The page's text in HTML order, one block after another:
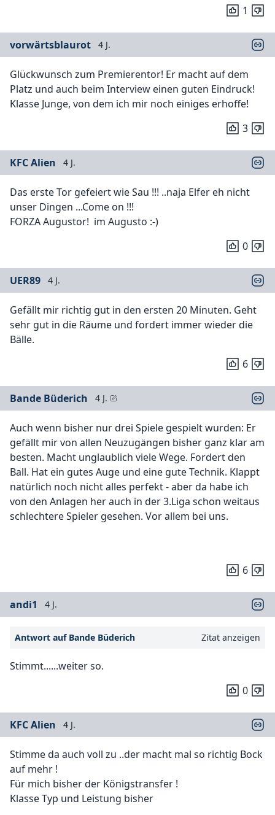
1
vorwärtsblaurot 4 J.
Glückwunsch zum Premierentor! Er macht auf dem
Platz und auch beim Interview einen guten Eindruck!
Klasse Junge, von dem ich mir noch einiges erhoffe!
3
KFC Alien 4 J.
Das erste Tor gefeiert wie Sau !!! ..naja Elfer eh nicht
unser Dingen ...Come on !!!
FORZA Augustor! im Augusto :-)
0
UER89 4 J.
Gefällt mir richtig gut in den ersten 20 Minuten. Geht
sehr gut in die Räume und fordert immer wieder die
Bälle.
6
Bande Büderich 4 J.
Auch wenn bisher nur drei Spiele gespielt wurden: Er
gefällt mir von allen Neuzugängen bisher ganz klar am
besten. Macht unglaublich viele Wege. Fordert den
Ball. Hat ein gutes Auge und eine gute Technik. Klappt
natürlich noch nicht alles perfekt - aber da habe ich
von den Anlagen her auch in der 3.Liga schon weitaus
schlechtere Spieler gesehen. Vor allem bei uns.
6
andi1 4 J.
Antwort auf Bande Büderich Zitat anzeigen
Stimmt......weiter so.
0
KFC Alien 4 J.
Stimme da auch voll zu ..der macht mal so richtig Bock
auf mehr !
Für mich bisher der Königstransfer !
Klasse Typ und Leistung bisher